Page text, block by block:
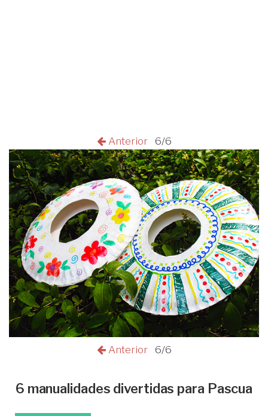
Anterior 6/6
Anterior 6/6
6 manualidades divertidas para Pascua